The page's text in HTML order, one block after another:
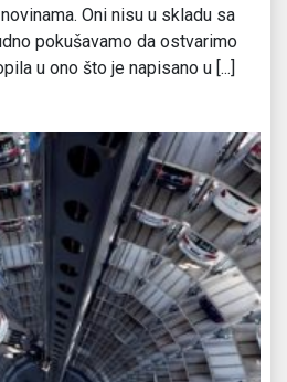
Oni nisu u skladu sa
pokušavamo da ostvarimo
u ono što je napisano u [...]